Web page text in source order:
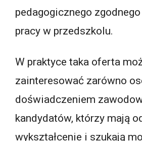
pedagogicznego
pracy w przedszkolu.
W praktyce taka oferta
zainteresować zarówno
doświadczeniem
kandydatów, którzy mają
wykształcenie i szukają